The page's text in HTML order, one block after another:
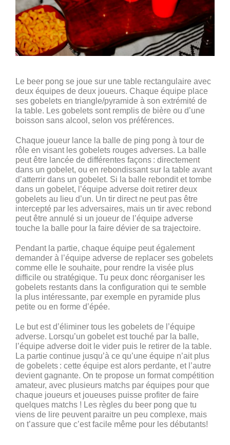
Le beer pong se joue sur une table rectangulaire avec
deux équipes de deux joueurs. Chaque équipe place
ses gobelets en triangle/pyramide à son extrémité de
la table. Les gobelets sont remplis de bière ou d’une
boisson sans alcool, selon vos préférences.
Chaque joueur lance la balle de ping pong à tour de
rôle en visant les gobelets rouges adverses. La balle
peut être lancée de différentes façons : directement
dans un gobelet, ou en rebondissant sur la table avant
d’atterrir dans un gobelet. Si la balle rebondit et tombe
dans un gobelet, l’équipe adverse doit retirer deux
gobelets au lieu d’un. Un tir direct ne peut pas être
intercepté par les adversaires, mais un tir avec rebond
peut être annulé si un joueur de l’équipe adverse
touche la balle pour la faire dévier de sa trajectoire.
Pendant la partie, chaque équipe peut également
demander à l’équipe adverse de replacer ses gobelets
comme elle le souhaite, pour rendre la visée plus
difficile ou stratégique. Tu peux donc réorganiser les
gobelets restants dans la configuration qui te semble
la plus intéressante, par exemple en pyramide plus
petite ou en forme d’épée.
Le but est d’éliminer tous les gobelets de l’équipe
adverse. Lorsqu’un gobelet est touché par la balle,
l’équipe adverse doit le vider puis le retirer de la table.
La partie continue jusqu’à ce qu’une équipe n’ait plus
de gobelets : cette équipe est alors perdante, et l’autre
devient gagnante. On te propose un format compétition
amateur, avec plusieurs matchs par équipes pour que
chaque joueurs et joueuses puisse profiter de faire
quelques matchs ! Les règles du beer pong que tu
viens de lire peuvent paraitre un peu complexe, mais
on t’assure que c’est facile même pour les débutants!